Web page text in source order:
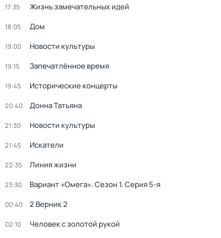
17:35 Жизнь замечательных идей
18:05 Дом
19:00 Новости культуры
19:15 Запечатлённое время
19:45 Исторические концерты
20:40 Донна Татьяна
21:30 Новости культуры
21:45 Искатели
22:35 Линия жизни
23:30 Вариант «Омега». Сезон 1. Серия 5-я
00:40 2 Верник 2
02:10 Человек с золотой рукой